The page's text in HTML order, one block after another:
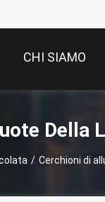
CHI SIAMO
Della
/ Cerchioni di